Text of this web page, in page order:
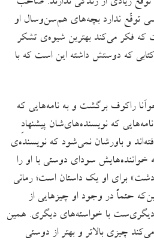
توقّع ندارد بچه‌های هم‌سن‌وسال او
فکر می‌کند بهترین شیوه‌ی تشکر
که دوستش داشته این است که با
راکوف برگشت و به نامه‌هایی که
که نویسنده‌های‌شان پیشنهادِ
و باورشان نمی‌شود که نویسنده‌ی
خواننده‌هایش سودای دوستی با او را
دشت» برای او یک داستان است؛ رمانی
حتماً در وجود او چیزهایی از
دیگری‌ست با خواسته‌های دیگری. همین
چیزی بالاتر و بهتر از دوستی